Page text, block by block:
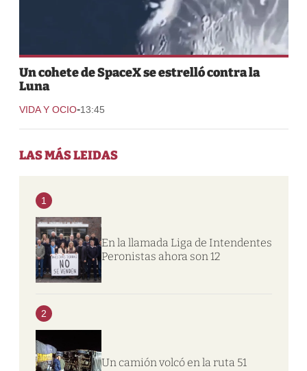
Un cohete de SpaceX se estrelló contra la
Luna
VIDA Y OCIO-13:45
LAS MÁS LEIDAS
1
En la llamada Liga de Intendentes
Peronistas ahora son 12
2
Un camión volcó en la ruta 51